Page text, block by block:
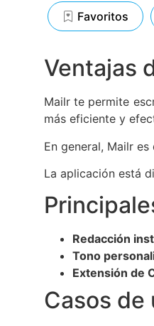
Favoritos
Ventajas
Mailr te permite
más eficiente y
En general, Mailr
La aplicación está
Redacción
Tono
Extensión de
Casos de